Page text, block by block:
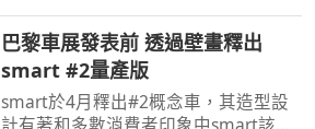
全球累積銷量突破2,000萬輛，也是第
一家達此成績的中國汽車品牌。
巴黎車展發表前 透過壁畫釋出
smart #2量產版
smart於4月釋出#2概念車，其造型設